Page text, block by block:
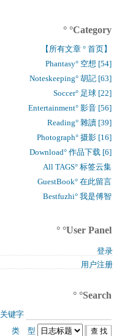
° °Category
【所有文章 ° 首页】
Phantasy° 空想 [54]
Noteskeeping° 胡記 [63]
Soccer° 足球 [22]
Entertainment° 影音 [56]
Reading° 雜讀 [39]
Photograph° 摄影 [16]
Download° 作品下载 [6]
All TAGS° 标签云集
GuestBook° 在此留言
Bestfuzhi° 我是傅智
° °User Panel
登录
用户注册
° °Search
关键字
类 型